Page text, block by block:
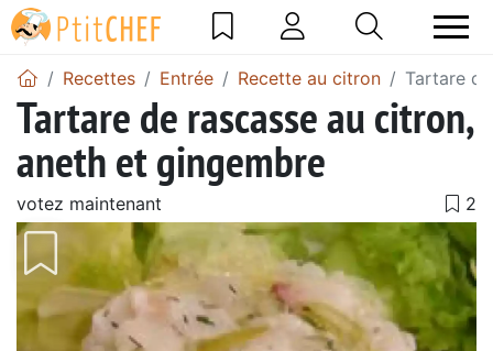
Recettes Entrée Recette au citron Tartare
Tartare de rascasse au citron,
aneth et gingembre
votez maintenant